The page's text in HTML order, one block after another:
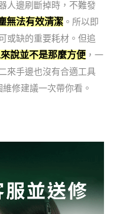
人邊刷斷掉時，不難發
無法有效清潔 。所以即
或缺的重要耗材。但追
說並不是那麼方便 ，一
來手邊也沒有合適工具
修建議一次帶你看。